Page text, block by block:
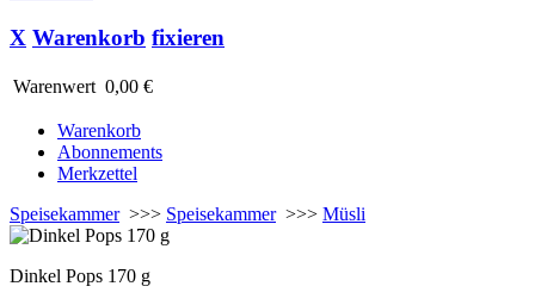
X Warenkorb fixieren
Warenwert 0,00 €
Warenkorb
Abonnements
Merkzettel
Speisekammer >>> Speisekammer >>> Müsli
Dinkel Pops 170 g